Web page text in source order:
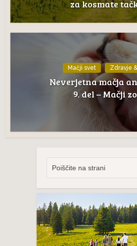
za kosmate
Mačji svet Zdravje
Neverjetna mačja
9. del – Mačji